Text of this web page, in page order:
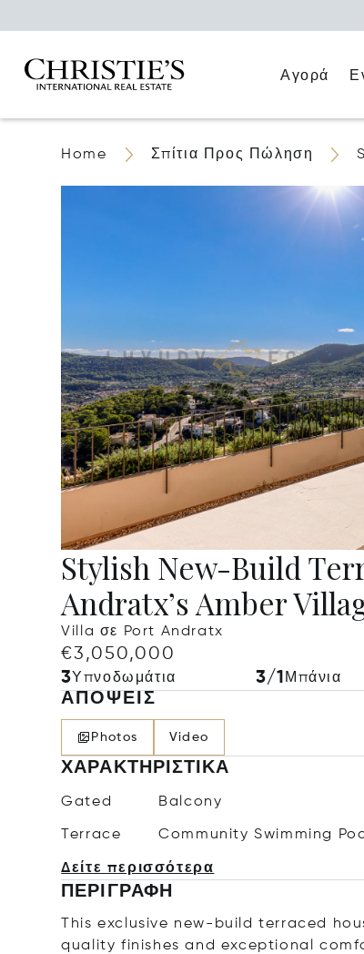
Αγορά
Home Σπίτια Προς Πώληση
Stylish New-Build
Andratx’s Amber
Villa σε Port Andratx
€3,050,000
3Υπνοδωμάτια 3/1 Μπάνια
ΑΠΌΨΕΙΣ
Photos Video
ΧΑΡΑΚΤΗΡΙΣΤΙΚΆ
Gated Balcony
Terrace Community Swimming
Δείτε περισσότερα
ΠΕΡΙΓΡΑΦΉ
This exclusive new-build terraced
quality finishes and exceptional